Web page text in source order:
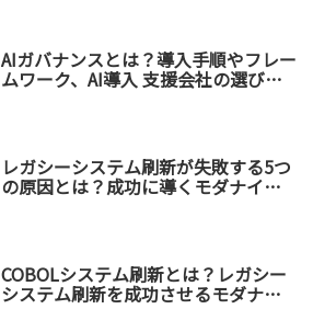
AIガバナンスとは？導入手順やフレー
ムワーク、AI導入 支援会社の選び方
レガシーシステム刷新が失敗する5つ
の原因とは？成功に導くモダナイゼ
COBOLシステム刷新とは？レガシー
システム刷新を成功させるモダナイ